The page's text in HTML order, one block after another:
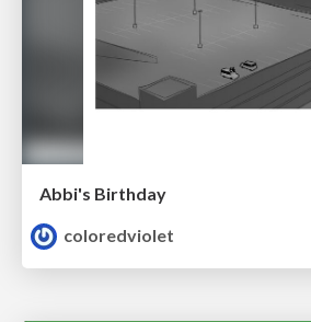
Abbi's Birthday
coloredviolet